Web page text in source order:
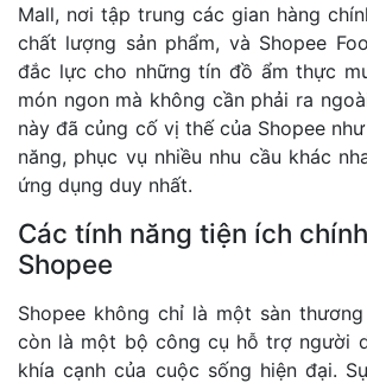
Mall, nơi tập trung các gian hàng
chất lượng sản phẩm, và Shopee
đắc lực cho những tín đồ ẩm thực
món ngon mà không cần phải ra
này đã củng cố vị thế của Shopee
năng, phục vụ nhiều nhu cầu khác
ứng dụng duy nhất.
Các tính năng tiện ích
Shopee
Shopee không chỉ là một sàn
còn là một bộ công cụ hỗ trợ người
khía cạnh của cuộc sống hiện đại.